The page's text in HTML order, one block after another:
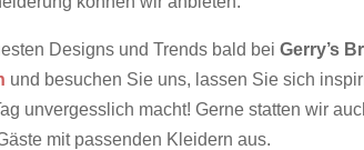
Designs und Trends bald bei Gerry’s
und besuchen Sie uns, lassen Sie sich
unvergesslich macht! Gerne statten wir
mit passenden Kleidern aus.